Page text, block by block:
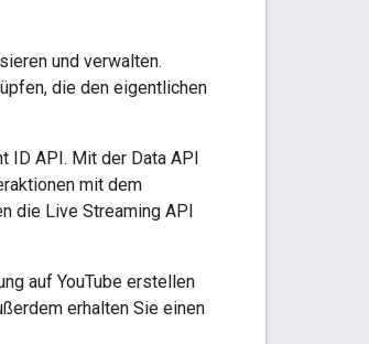
und verwalten.
die den eigentlichen
ID API. Mit der Data API
mit dem
die Live Streaming API
auf YouTube erstellen
erhalten Sie einen